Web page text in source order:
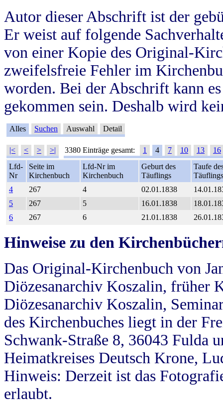
Autor dieser Abschrift ist der
Er weist auf folgende
von einer Kopie des Original-
zweifelsfreie Fehler im
worden. Bei der Abschrift kann
gekommen sein. Deshalb wird
Alles Suchen Auswahl Detail
|< < > >| 3380 Einträge gesamt: 1 4 7 10 13
16
Lfd-
Nr
Seite im
Kirchenbuch
Lfd-Nr im
Kirchenbuch
Geburt des
Täuflings
Taufe
Täuflings
4
267 4 02.01.1838
5
267 5 16.01.1838
6
267 6 21.01.1838
Hinweise zu den
Das Original-Kirchenbuch von
Diözesanarchiv Koszalin, früher
Diözesanarchiv Koszalin,
des Kirchenbuches liegt in der
Schwank-Straße 8, 36043 Fulda
Heimatkreises Deutsch Krone,
Hinweis: Derzeit ist das
erlaubt.